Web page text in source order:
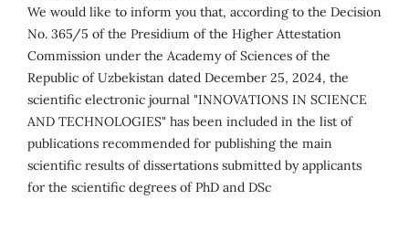
We would like to inform you that, according to the Decision
No. 365/5 of the Presidium of the Higher Attestation
Commission under the Academy of Sciences of the
Republic of Uzbekistan dated December 25, 2024, the
scientific electronic journal "INNOVATIONS IN SCIENCE
AND TECHNOLOGIES" has been included in the list of
publications recommended for publishing the main
scientific results of dissertations submitted by applicants
for the scientific degrees of PhD and DSc